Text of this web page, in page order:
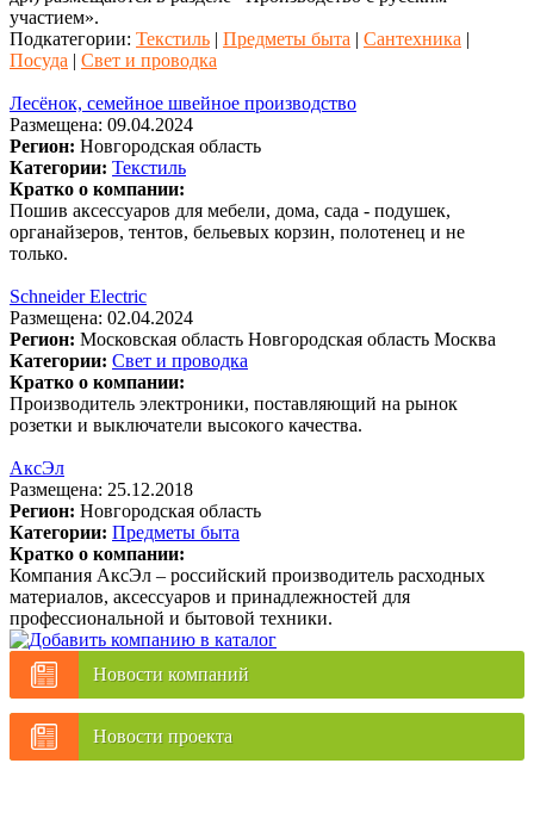
участием».
Подкатегории: Текстиль | Предметы быта | Сантехника |
Посуда | Свет и проводка
Лесёнок, семейное швейное производство
Размещена: 09.04.2024
Регион: Новгородская область
Категории: Текстиль
Кратко о компании:
Пошив аксессуаров для мебели, дома, сада - подушек,
органайзеров, тентов, бельевых корзин, полотенец и не
только.
Schneider Electric
Размещена: 02.04.2024
Регион: Московская область Новгородская область Москва
Категории: Свет и проводка
Кратко о компании:
Производитель электроники, поставляющий на рынок
розетки и выключатели высокого качества.
АксЭл
Размещена: 25.12.2018
Регион: Новгородская область
Категории: Предметы быта
Кратко о компании:
Компания АксЭл – российский производитель расходных
материалов, аксессуаров и принадлежностей для
профессиональной и бытовой техники.
Новости компаний
Новости проекта